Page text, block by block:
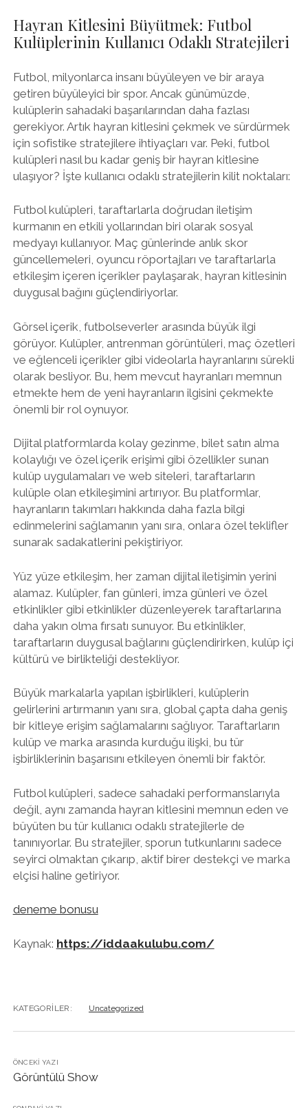
Hayran Kitlesini Büyütmek: Futbol
Kulüplerinin Kullanıcı Odaklı Stratejileri
Futbol, milyonlarca insanı büyüleyen ve bir araya
getiren büyüleyici bir spor. Ancak günümüzde,
kulüplerin sahadaki başarılarından daha fazlası
gerekiyor. Artık hayran kitlesini çekmek ve sürdürmek
için sofistike stratejilere ihtiyaçları var. Peki, futbol
kulüpleri nasıl bu kadar geniş bir hayran kitlesine
ulaşıyor? İşte kullanıcı odaklı stratejilerin kilit noktaları:
Futbol kulüpleri, taraftarlarla doğrudan iletişim
kurmanın en etkili yollarından biri olarak sosyal
medyayı kullanıyor. Maç günlerinde anlık skor
güncellemeleri, oyuncu röportajları ve taraftarlarla
etkileşim içeren içerikler paylaşarak, hayran kitlesinin
duygusal bağını güçlendiriyorlar.
Görsel içerik, futbolseverler arasında büyük ilgi
görüyor. Kulüpler, antrenman görüntüleri, maç özetleri
ve eğlenceli içerikler gibi videolarla hayranlarını sürekli
olarak besliyor. Bu, hem mevcut hayranları memnun
etmekte hem de yeni hayranların ilgisini çekmekte
önemli bir rol oynuyor.
Dijital platformlarda kolay gezinme, bilet satın alma
kolaylığı ve özel içerik erişimi gibi özellikler sunan
kulüp uygulamaları ve web siteleri, taraftarların
kulüple olan etkileşimini artırıyor. Bu platformlar,
hayranların takımları hakkında daha fazla bilgi
edinmelerini sağlamanın yanı sıra, onlara özel teklifler
sunarak sadakatlerini pekiştiriyor.
Yüz yüze etkileşim, her zaman dijital iletişimin yerini
alamaz. Kulüpler, fan günleri, imza günleri ve özel
etkinlikler gibi etkinlikler düzenleyerek taraftarlarına
daha yakın olma fırsatı sunuyor. Bu etkinlikler,
taraftarların duygusal bağlarını güçlendirirken, kulüp içi
kültürü ve birlikteliği destekliyor.
Büyük markalarla yapılan işbirlikleri, kulüplerin
gelirlerini artırmanın yanı sıra, global çapta daha geniş
bir kitleye erişim sağlamalarını sağlıyor. Taraftarların
kulüp ve marka arasında kurduğu ilişki, bu tür
işbirliklerinin başarısını etkileyen önemli bir faktör.
Futbol kulüpleri, sadece sahadaki performanslarıyla
değil, aynı zamanda hayran kitlesini memnun eden ve
büyüten bu tür kullanıcı odaklı stratejilerle de
tanınıyorlar. Bu stratejiler, sporun tutkunlarını sadece
seyirci olmaktan çıkarıp, aktif birer destekçi ve marka
elçisi haline getiriyor.
deneme bonusu
Kaynak: https://iddaakulubu.com/
KATEGORILER: Uncategorized
ÖNCEKI YAZI
Görüntülü Show